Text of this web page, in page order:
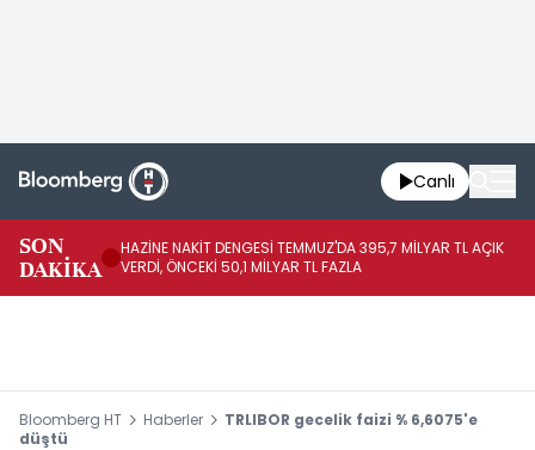
Canlı
SON
DAKİKA
HAZİNE NAKİT DENGESİ TEMMUZ'DA 395,7 MİLYAR TL AÇIK
VERDİ, ÖNCEKİ 50,1 MİLYAR TL FAZLA
Bloomberg HT Haberler
TRLIBOR gecelik faizi % 6,6075'e
düştü